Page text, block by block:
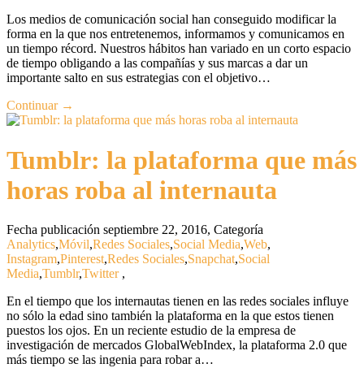
Los medios de comunicación social han conseguido modificar la
forma en la que nos entretenemos, informamos y comunicamos en
un tiempo récord. Nuestros hábitos han variado en un corto espacio
de tiempo obligando a las compañías y sus marcas a dar un
importante salto en sus estrategias con el objetivo…
Continuar →
Tumblr: la plataforma que más
horas roba al internauta
Fecha publicación septiembre 22, 2016, Categoría
Analytics,Móvil,Redes Sociales,Social Media,Web,
Instagram,Pinterest,Redes Sociales,Snapchat,Social
Media,Tumblr,Twitter,
En el tiempo que los internautas tienen en las redes sociales influye
no sólo la edad sino también la plataforma en la que estos tienen
puestos los ojos. En un reciente estudio de la empresa de
investigación de mercados GlobalWebIndex, la plataforma 2.0 que
más tiempo se las ingenia para robar a…